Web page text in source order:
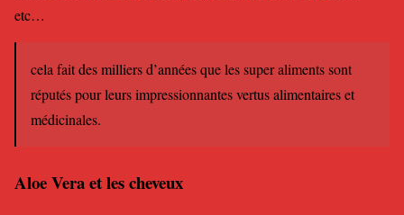
etc…
cela fait des milliers d’années que les super aliments sont
réputés pour leurs impressionnantes vertus alimentaires et
médicinales.
Aloe Vera et les cheveux